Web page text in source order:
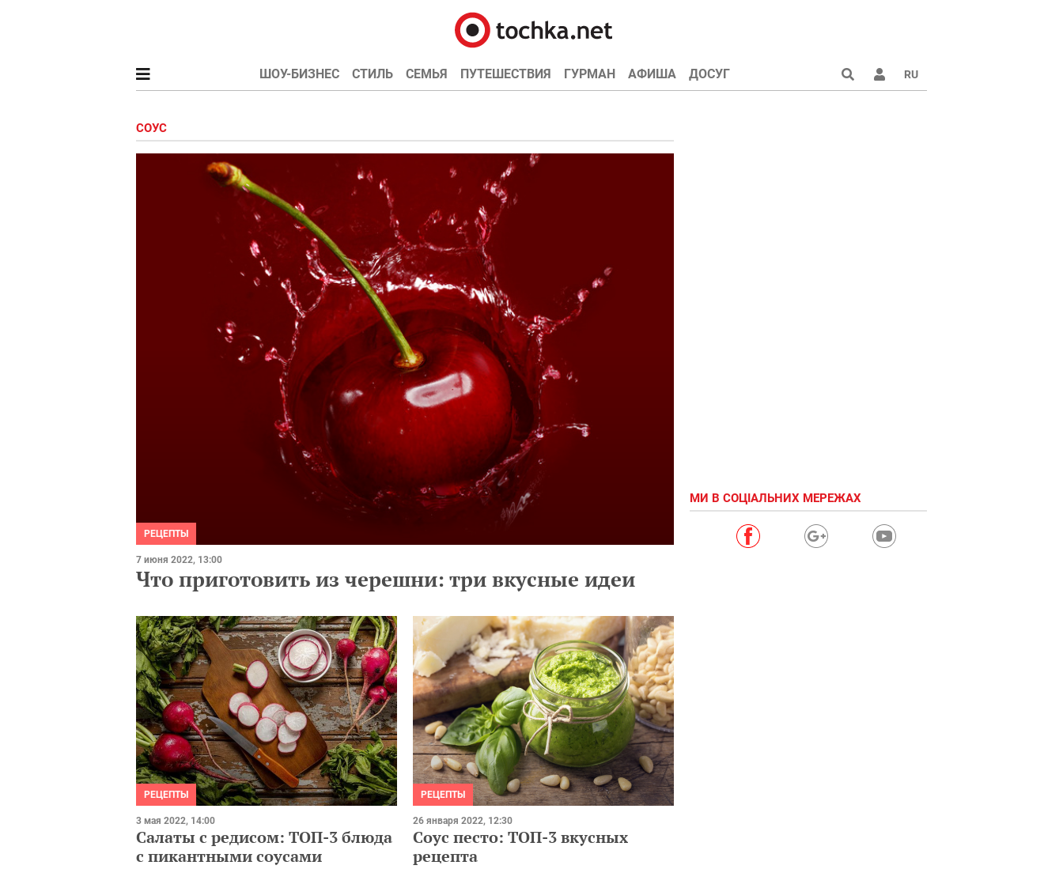
ШОУ-БИЗНЕС СТИЛЬ СЕМЬЯ ПУТЕШЕСТВИЯ ГУРМАН АФИША ДОСУГ RU
СОУС
РЕЦЕПТЫ
7 июня 2022, 13:00
Что приготовить из черешни: три вкусные идеи
РЕЦЕПТЫ
3 мая 2022, 14:00
Салаты с редисом: ТОП-3 блюда
с пикантными соусами
РЕЦЕПТЫ
26 января 2022, 12:30
Соус песто: ТОП-3 вкусных
рецепта
МИ В СОЦІАЛЬНИХ МЕРЕЖАХ